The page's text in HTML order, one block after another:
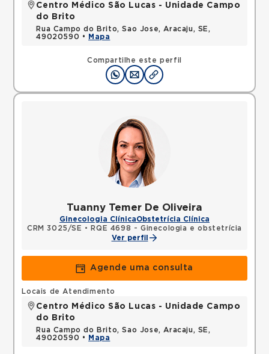
Compartilhe este perfil
Centro Médico São Lucas - Unidade Campo
do Brito
Rua Campo do Brito, Sao Jose, Aracaju, SE,
49020590 •
Mapa
Tuanny Temer De Oliveira
Ginecologia ClínicaObstetrícia Clínica
CRM 3025/SE •
RQE 4698 - Ginecologia e obstetrícia
Ver perfil
Agende uma consulta
Locais de Atendimento
Centro Médico São Lucas - Unidade Campo
do Brito
Rua Campo do Brito, Sao Jose, Aracaju, SE,
49020590 •
Mapa